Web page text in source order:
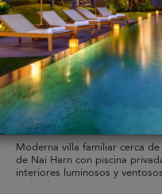
Villa V129 Nai Harn
8 pers. max. ·
3 bathrooms
Moderna villa familiar cerca de
de Nai Harn con piscina
interiores luminosos y
rodeados de vegetación.